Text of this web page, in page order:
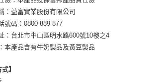
：益富實業股份有限公司
號碼：0800-889-877
：台北市中山區明水路600號10樓之4
本產品含有牛奶製品及黃豆製品
】